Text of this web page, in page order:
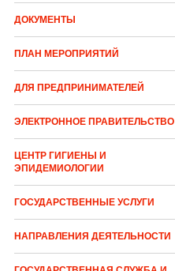
ДОКУМЕНТЫ
ПЛАН МЕРОПРИЯТИЙ
ДЛЯ ПРЕДПРИНИМАТЕЛЕЙ
ЭЛЕКТРОННОЕ ПРАВИТЕЛЬСТВО
ЦЕНТР ГИГИЕНЫ И
ЭПИДЕМИОЛОГИИ
ГОСУДАРСТВЕННЫЕ УСЛУГИ
НАПРАВЛЕНИЯ ДЕЯТЕЛЬНОСТИ